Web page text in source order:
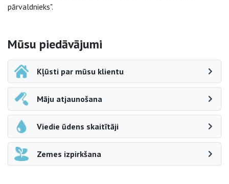
pārvaldnieks".
Sāna navigācija
Mūsu piedāvājumi
Kļūsti par mūsu klientu
Māju atjaunošana
Viedie ūdens skaitītāji
Zemes izpirkšana